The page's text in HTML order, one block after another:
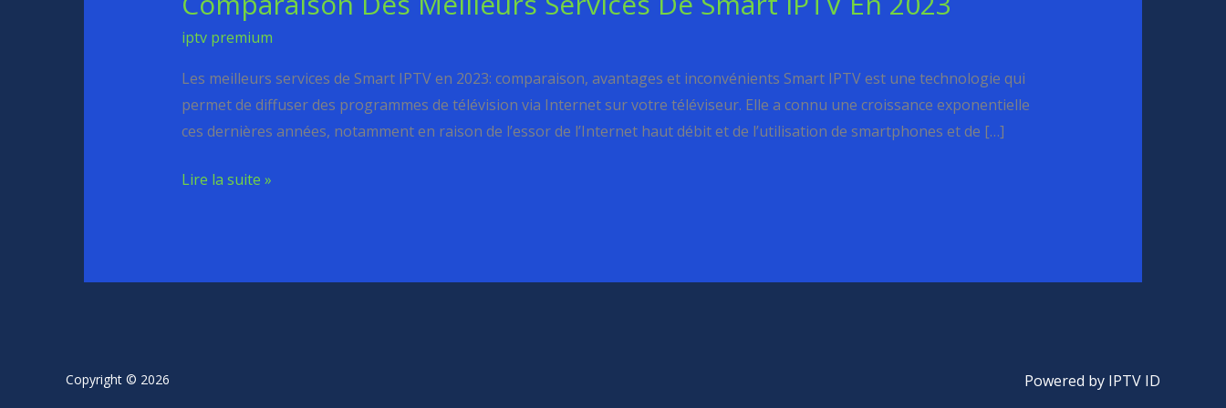
iptv premium
Les meilleurs services de Smart IPTV en 2023: comparaison, avantages et inconvénients Smart IPTV est une technologie qui
permet de diffuser des programmes de télévision via Internet sur votre téléviseur. Elle a connu une croissance exponentielle
ces dernières années, notamment en raison de l’essor de l’Internet haut débit et de l’utilisation de smartphones et de […]
Meilleurs
Services
De
Smart
En
Lire la suite »
Copyright © 2026 Powered by IPTV ID